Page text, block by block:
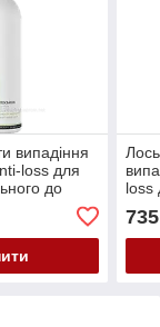
випадіння
loss для
до
loss
735